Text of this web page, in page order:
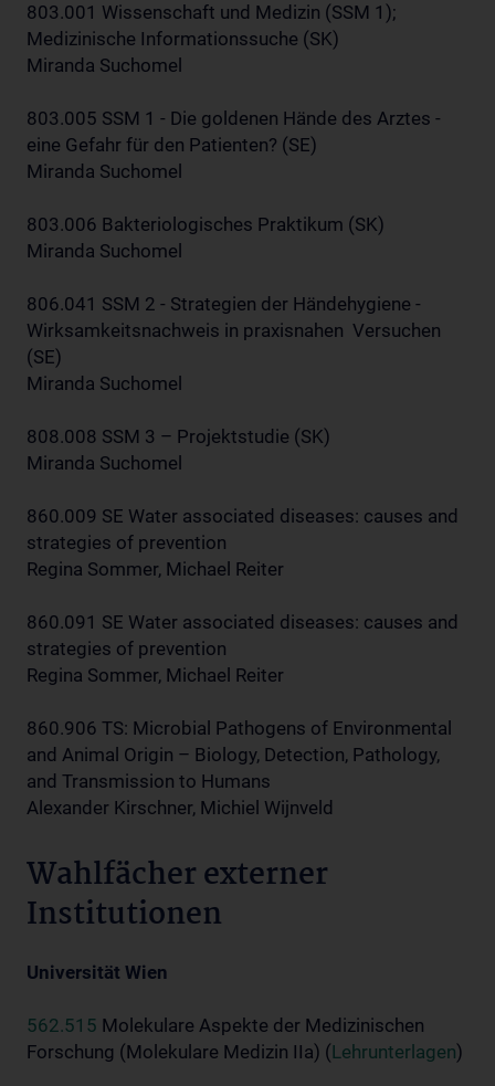
803.001 Wissenschaft und Medizin (SSM 1);
Medizinische Informationssuche (SK)
Miranda Suchomel
803.005 SSM 1 - Die goldenen Hände des Arztes -
eine Gefahr für den Patienten? (SE)
Miranda Suchomel
803.006 Bakteriologisches Praktikum (SK)
Miranda Suchomel
806.041 SSM 2 - Strategien der Händehygiene -
Wirksamkeitsnachweis in praxisnahen Versuchen
(SE)
Miranda Suchomel
808.008 SSM 3 – Projektstudie (SK)
Miranda Suchomel
860.009 SE Water associated diseases: causes and
strategies of prevention
Regina Sommer, Michael Reiter
860.091 SE Water associated diseases: causes and
strategies of prevention
Regina Sommer, Michael Reiter
860.906 TS: Microbial Pathogens of Environmental
and Animal Origin – Biology, Detection, Pathology,
and Transmission to Humans
Alexander Kirschner, Michiel Wijnveld
Wahlfächer externer
Institutionen
Universität Wien
562.515 Molekulare Aspekte der Medizinischen
Forschung (Molekulare Medizin IIa) (Lehrunterlagen)